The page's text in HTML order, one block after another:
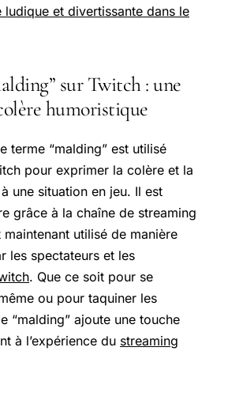
ludique et divertissante dans le
sur Twitch : une
humoristique
terme “malding” est utilisé
pour exprimer la colère et la
une situation en jeu. Il est
grâce à la chaîne de streaming
maintenant utilisé de manière
les spectateurs et les
. Que ce soit pour se
ou pour taquiner les
“malding” ajoute une touche
à l’expérience du streaming